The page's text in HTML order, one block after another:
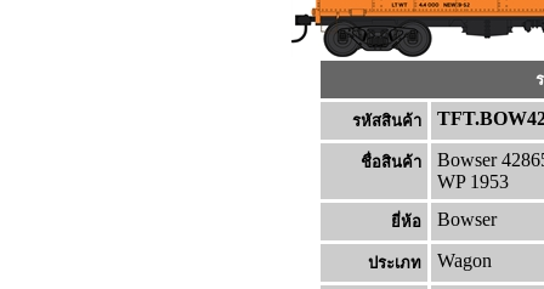
รหัสสินค้า
ชื่อสินค้า
Bowser
WP 1953
ยี่ห้อ Bowser
ประเภท Wagon